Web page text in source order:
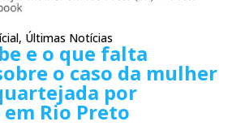
, Últimas Notícias
e o que falta
o caso da mulher
por
Rio Preto